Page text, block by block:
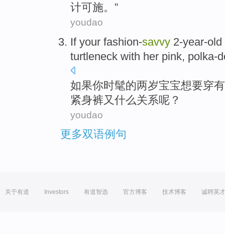
计可施。”
youdao
If your fashion-savvy 2-year-old
turtleneck with her pink, polka-
如果你时髦的两岁宝宝想要穿
紧身裤又什么关系呢？
youdao
更多双语例句
关于有道 Investors 有道智选 官方博客 技术博客 诚聘英才